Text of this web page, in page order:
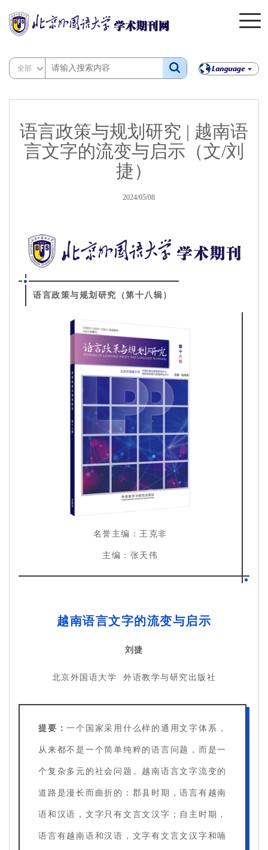
全部
语言政策与规划研究 | 越南语
言文字的流变与启示（文/刘
捷）
2024/05/08
语言政策与规划研究（第十八辑）
名誉主编：王克非
主编：张天伟
越南语言文字的流变与启示
刘捷
北京外国语大学 外语教学与研究出版社
提要：一个国家采用什么样的通用文字体系，
从来都不是一个简单纯粹的语言问题，而是一
个复杂多元的社会问题。越南语言文字流变的
道路是漫长而曲折的：郡县时期，语言有越南
语和汉语，文字只有文言文汉字；自主时期，
语言有越南语和汉语，文字有文言文汉字和喃